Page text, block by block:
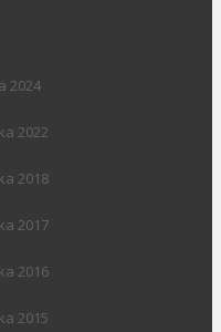
2024
2022
2018
2017
2016
2015